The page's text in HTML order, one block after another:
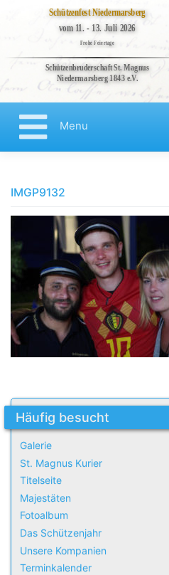
Bruderschaft
Kompanien
Impressum
Datenschutzerklärung
Haftungsausschluss
Schützenfest Niedermarsberg
vom 11. - 13. Juli 2026
Frohe Feiertage
Schützenbruderschaft St. Magnus
Niedermarsberg 1843 e.V.
Menu
IMGP9132
Häufig besucht
Galerie
St. Magnus Kurier
Titelseite
Majestäten
Fotoalbum
Das Schützenjahr
Unsere Kompanien
Terminkalender